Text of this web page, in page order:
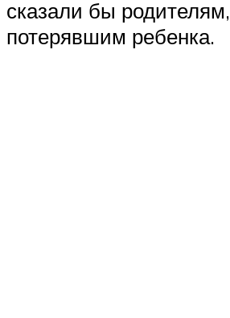
сказали бы родителям,
потерявшим ребенка.